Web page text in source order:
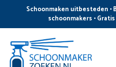
de
inhoud
Schoonmaken uitbesteden •
schoonmakers •